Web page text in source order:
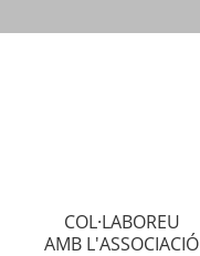
COL·LABOREU
AMB L'ASSOCIACIÓ